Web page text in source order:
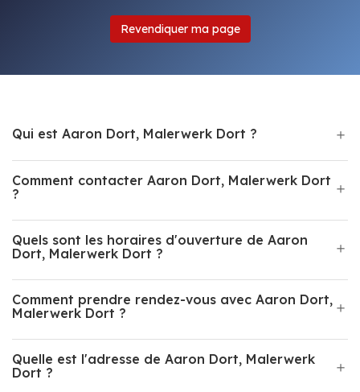
Revendiquer ma page
Qui est Aaron Dort, Malerwerk Dort ?
Comment contacter Aaron Dort, Malerwerk Dort
?
Quels sont les horaires d'ouverture de Aaron
Dort, Malerwerk Dort ?
Comment prendre rendez-vous avec Aaron Dort,
Malerwerk Dort ?
Quelle est l'adresse de Aaron Dort, Malerwerk
Dort ?